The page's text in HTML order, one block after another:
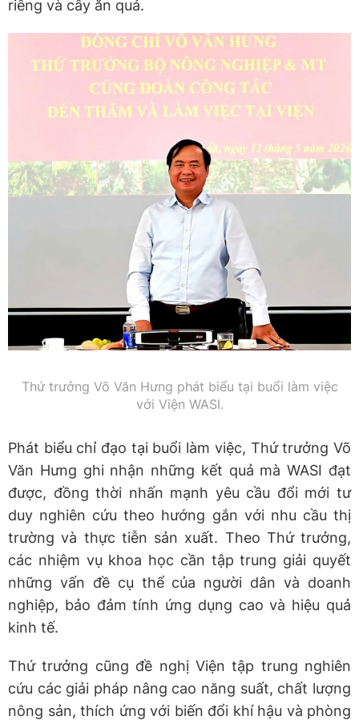
riêng và cây ăn quả.
Thứ trưởng Võ Văn Hưng phát biểu tại buổi làm việc
với Viện WASI.
Phát biểu chỉ đạo tại buổi làm việc, Thứ trưởng Võ
Văn Hưng ghi nhận những kết quả mà WASI đạt
được, đồng thời nhấn mạnh yêu cầu đổi mới tư
duy nghiên cứu theo hướng gắn với nhu cầu thị
trường và thực tiễn sản xuất. Theo Thứ trưởng,
các nhiệm vụ khoa học cần tập trung giải quyết
những vấn đề cụ thể của người dân và doanh
nghiệp, bảo đảm tính ứng dụng cao và hiệu quả
kinh tế.
Thứ trưởng cũng đề nghị Viện tập trung nghiên
cứu các giải pháp nâng cao năng suất, chất lượng
nông sản, thích ứng với biến đổi khí hậu và phòng